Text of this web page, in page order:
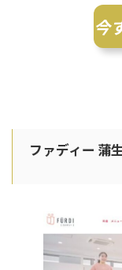
今
ファディー 蒲生